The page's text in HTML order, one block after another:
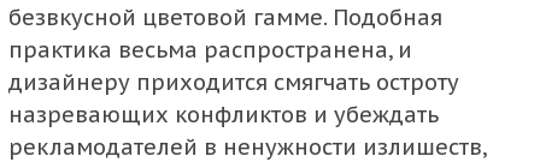
безвкусной цветовой гамме. Подобная
практика весьма распространена, и
дизайнеру приходится смягчать остроту
назревающих конфликтов и убеждать
рекламодателей в ненужности излишеств,